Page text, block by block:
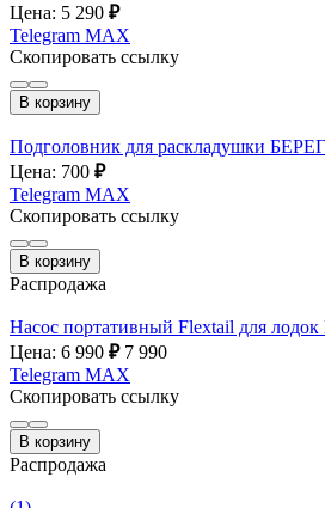
Цена: 5 290 ₽
Telegram MAX
Скопировать ссылку
В корзину
Подголовник для раскладушки БЕРЕГ
Цена: 700 ₽
Telegram MAX
Скопировать ссылку
В корзину
Распродажа
Насос портативный Flextail для лодок
Цена: 6 990 ₽ 7 990
Telegram MAX
Скопировать ссылку
В корзину
Распродажа